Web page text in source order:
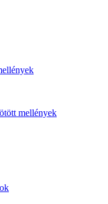
mellények